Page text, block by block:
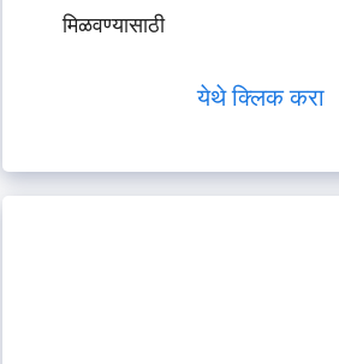
मिळवण्यासाठी
येथे क्लिक करा